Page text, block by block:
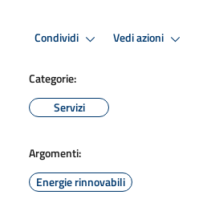
Condividi Vedi azioni
Categorie:
Servizi
Argomenti:
Energie rinnovabili